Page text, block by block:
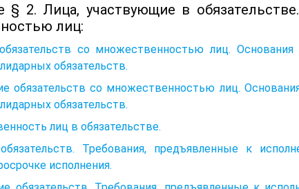
2. Лица, участвующие в
лиц:
со множественностью лиц.
обязательств.
обязательств со множественностью лиц.
обязательств.
лиц в обязательстве.
Требования, предъявленные к
исполнения.